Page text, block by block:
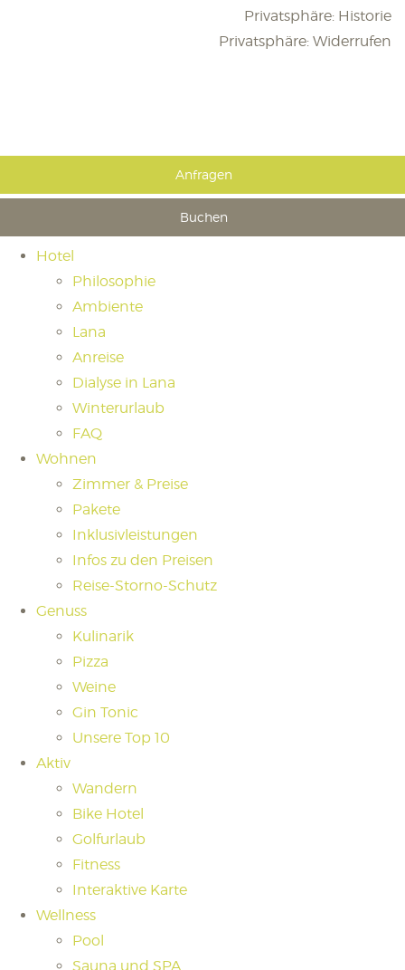
Privatsphäre: Historie
Privatsphäre: Widerrufen
Anfragen
Buchen
Hotel
Philosophie
Ambiente
Lana
Anreise
Dialyse in Lana
Winterurlaub
FAQ
Wohnen
Zimmer & Preise
Pakete
Inklusivleistungen
Infos zu den Preisen
Reise-Storno-Schutz
Genuss
Kulinarik
Pizza
Weine
Gin Tonic
Unsere Top 10
Aktiv
Wandern
Bike Hotel
Golfurlaub
Fitness
Interaktive Karte
Wellness
Pool
Sauna und SPA